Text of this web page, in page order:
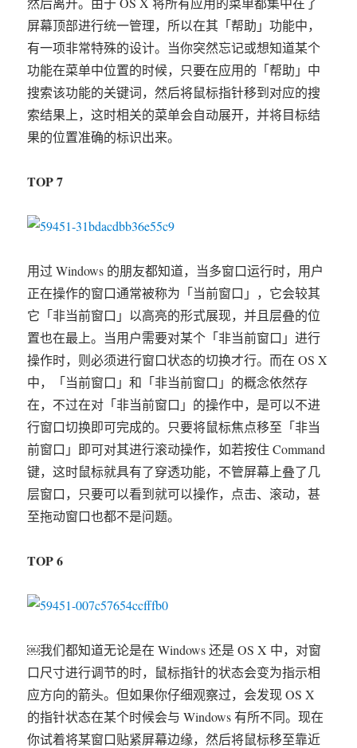
屏幕顶部进行统一管理，所以在其「帮助」功能中，
有一项非常特殊的设计。当你突然忘记或想知道某个
功能在菜单中位置的时候，只要在应用的「帮助」中
搜索该功能的关键词，然后将鼠标指针移到对应的搜
索结果上，这时相关的菜单会自动展开，并将目标结
果的位置准确的标识出来。
TOP 7
用过 Windows 的朋友都知道，当多窗口运行时，用户
正在操作的窗口通常被称为「当前窗口」，它会较其
它「非当前窗口」以高亮的形式展现，并且层叠的位
置也在最上。当用户需要对某个「非当前窗口」进行
操作时，则必须进行窗口状态的切换才行。而在 OS X
中，「当前窗口」和「非当前窗口」的概念依然存
在，不过在对「非当前窗口」的操作中，是可以不进
行窗口切换即可完成的。只要将鼠标焦点移至「非当
前窗口」即可对其进行滚动操作，如若按住 Command
键，这时鼠标就具有了穿透功能，不管屏幕上叠了几
层窗口，只要可以看到就可以操作，点击、滚动，甚
至拖动窗口也都不是问题。
TOP 6
￼我们都知道无论是在 Windows 还是 OS X 中，对窗
口尺寸进行调节的时，鼠标指针的状态会变为指示相
应方向的箭头。但如果你仔细观察过，会发现 OS X
的指针状态在某个时候会与 Windows 有所不同。现在
你试着将某窗口贴紧屏幕边缘，然后将鼠标移至靠近